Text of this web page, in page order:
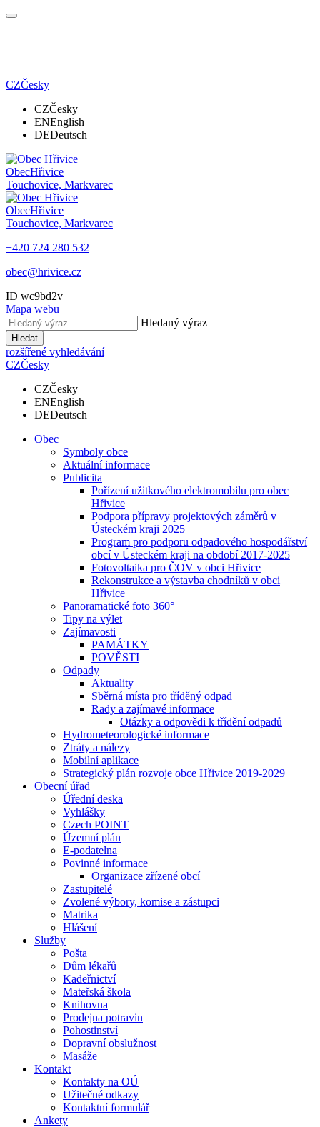
CZČesky
CZČesky
ENEnglish
DEDeutsch
ObecHřivice
Touchovice, Markvarec
ObecHřivice
Touchovice, Markvarec
+420 724 280 532
obec@hrivice.cz
ID wc9bd2v
Mapa webu
Hledaný výraz
Hledat
rozšířené vyhledávání
CZČesky
CZČesky
ENEnglish
DEDeutsch
Obec
Symboly obce
Aktuální informace
Publicita
Pořízení užitkového elektromobilu pro obec
Hřivice
Podpora přípravy projektových záměrů v
Ústeckém kraji 2025
Program pro podporu odpadového hospodářství
obcí v Ústeckém kraji na období 2017-2025
Fotovoltaika pro ČOV v obci Hřivice
Rekonstrukce a výstavba chodníků v obci
Hřivice
Panoramatické foto 360°
Tipy na výlet
Zajímavosti
PAMÁTKY
POVĚSTI
Odpady
Aktuality
Sběrná místa pro tříděný odpad
Rady a zajímavé informace
Otázky a odpovědi k třídění odpadů
Hydrometeorologické informace
Ztráty a nálezy
Mobilní aplikace
Strategický plán rozvoje obce Hřivice 2019-2029
Obecní úřad
Úřední deska
Vyhlášky
Czech POINT
Územní plán
E-podatelna
Povinné informace
Organizace zřízené obcí
Zastupitelé
Zvolené výbory, komise a zástupci
Matrika
Hlášení
Služby
Pošta
Dům lékařů
Kadeřnictví
Mateřská škola
Knihovna
Prodejna potravin
Pohostinství
Dopravní obslužnost
Masáže
Kontakt
Kontakty na OÚ
Užitečné odkazy
Kontaktní formulář
Ankety